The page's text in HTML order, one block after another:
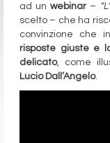
ad un webinar–
scelto – che ha
convinzione che
risposte giuste e
delicato, come
Lucio Dall’Angelo.